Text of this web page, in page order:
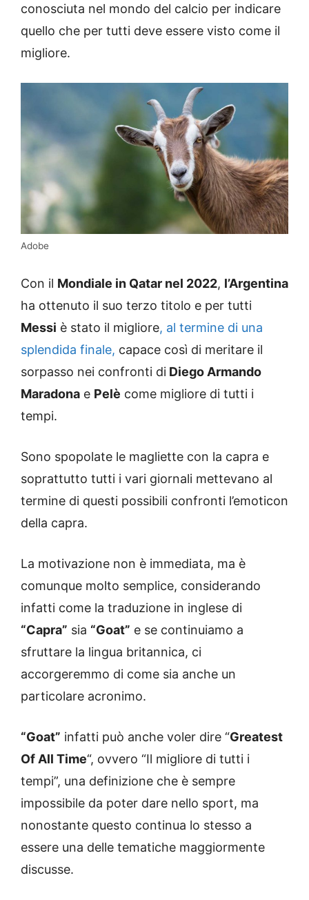
conosciuta nel mondo del calcio per indicare
quello che per tutti deve essere visto come il
migliore.
Adobe
Con il Mondiale in Qatar nel 2022, l’Argentina
ha ottenuto il suo terzo titolo e per tutti
Messi è stato il migliore, al termine di una
splendida finale, capace così di meritare il
sorpasso nei confronti di Diego Armando
Maradona e Pelè come migliore di tutti i
tempi.
Sono spopolate le magliette con la capra e
soprattutto tutti i vari giornali mettevano al
termine di questi possibili confronti l’emoticon
della capra.
La motivazione non è immediata, ma è
comunque molto semplice, considerando
infatti come la traduzione in inglese di
“Capra” sia “Goat” e se continuiamo a
sfruttare la lingua britannica, ci
accorgeremmo di come sia anche un
particolare acronimo.
“Goat” infatti può anche voler dire “Greatest
Of All Time“, ovvero “Il migliore di tutti i
tempi”, una definizione che è sempre
impossibile da poter dare nello sport, ma
nonostante questo continua lo stesso a
essere una delle tematiche maggiormente
discusse.